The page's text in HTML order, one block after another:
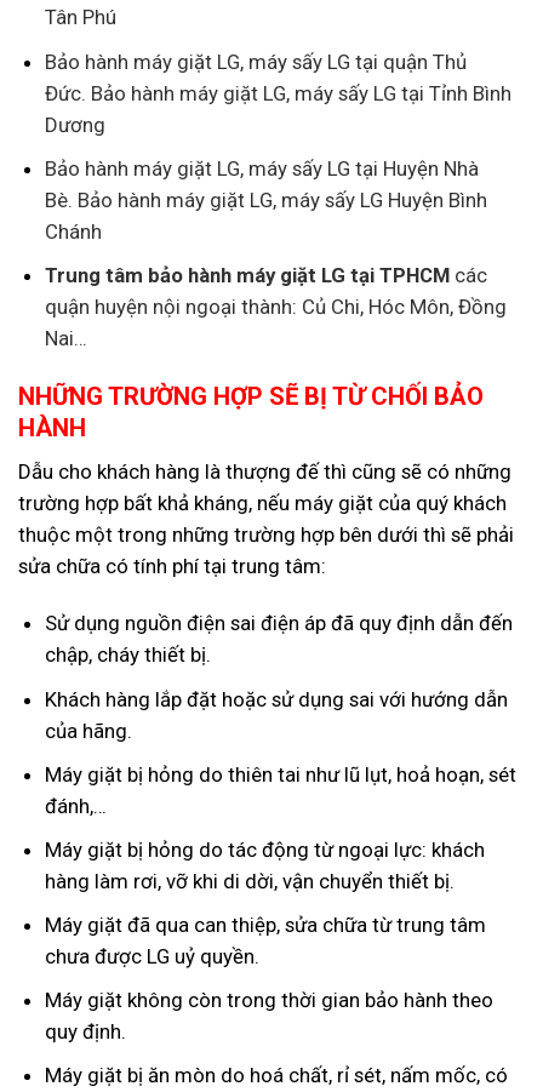
Tân Phú
Bảo hành máy giặt LG, máy sấy LG tại quận Thủ
Đức. Bảo hành máy giặt LG, máy sấy LG tại Tỉnh Bình
Dương
Bảo hành máy giặt LG, máy sấy LG tại Huyện Nhà
Bè. Bảo hành máy giặt LG, máy sấy LG Huyện Bình
Chánh
Trung tâm bảo hành máy giặt LG tại TPHCMcác
quận huyện nội ngoại thành: Củ Chi, Hóc Môn, Đồng
Nai…
NHỮNG TRƯỜNG HỢP SẼ BỊ TỪ CHỐI BẢO
HÀNH
Dẫu cho khách hàng là thượng đế thì cũng sẽ có những
trường hợp bất khả kháng, nếu máy giặt của quý khách
thuộc một trong những trường hợp bên dưới thì sẽ phải
sửa chữa có tính phí tại trung tâm:
Sử dụng nguồn điện sai điện áp đã quy định dẫn đến
chập, cháy thiết bị.
Khách hàng lắp đặt hoặc sử dụng sai với hướng dẫn
của hãng.
Máy giặt bị hỏng do thiên tai như lũ lụt, hoả hoạn, sét
đánh,…
Máy giặt bị hỏng do tác động từ ngoại lực: khách
hàng làm rơi, vỡ khi di dời, vận chuyển thiết bị.
Máy giặt đã qua can thiệp, sửa chữa từ trung tâm
chưa được LG uỷ quyền.
Máy giặt không còn trong thời gian bảo hành theo
quy định.
Máy giặt bị ăn mòn do hoá chất, rỉ sét, nấm mốc, có